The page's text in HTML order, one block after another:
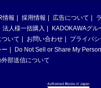
情報 採用情報 広告について
法人様一括購入
KADOKAWAグル
いて
お問い合わせ
プライバ
ー
Do Not Sell or Share My
部送信について